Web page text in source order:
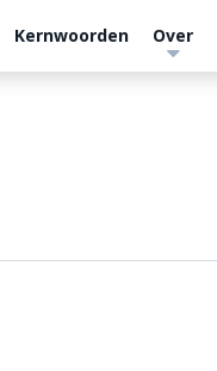
Kernwoorden Over